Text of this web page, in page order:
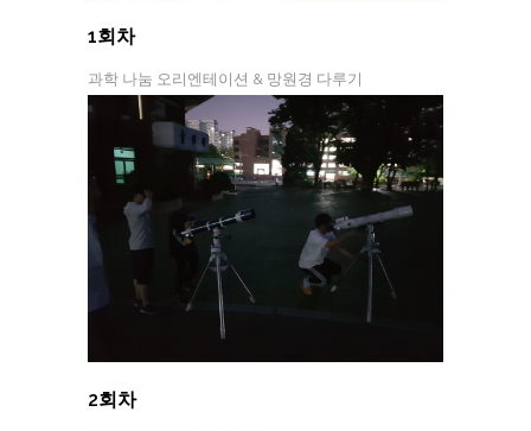
1회차
과학 나눔 오리엔테이션 & 망원경 다루기
2회차